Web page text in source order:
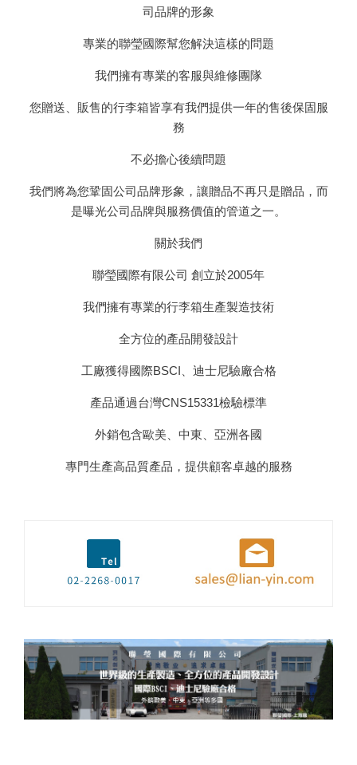
司品牌的形象
專業的聯瑩國際幫您解決這樣的問題
我們擁有專業的客服與維修團隊
您贈送、販售的行李箱皆享有我們提供一年的售後保固服
務
不必擔心後續問題
我們將為您鞏固公司品牌形象，讓贈品不再只是贈品，而
是曝光公司品牌與服務價值的管道之一。
關於我們
聯瑩國際有限公司 創立於2005年
我們擁有專業的行李箱生產製造技術
全方位的產品開發設計
工廠獲得國際BSCI、迪士尼驗廠合格
產品通過台灣CNS15331檢驗標準
外銷包含歐美、中東、亞洲各國
專門生產高品質產品，提供顧客卓越的服務